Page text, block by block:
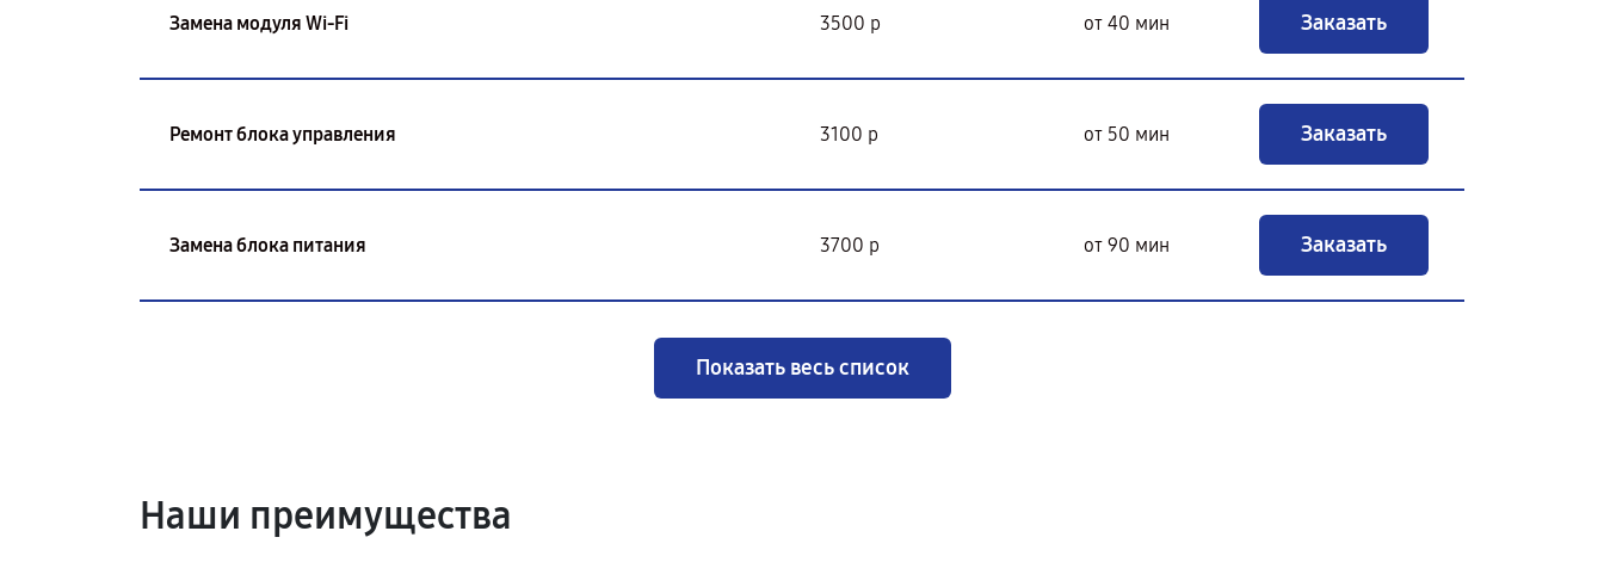
Замена модуля Wi-Fi 3500 р от 40 мин Заказать
Ремонт блока управления 3100 р от 50 мин Заказать
Замена блока питания 3700 р от 90 мин Заказать
Показать весь список
Наши преимущества